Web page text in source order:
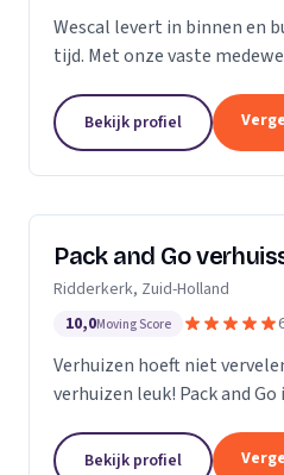
Wescal levert in binnen en
tijd. Met onze vaste
na wat we beloven. Door
kwaliteitsvoertuigen te...
Bekijk profiel
Pack and Go
Ridderkerk, Zuid-Holland
10,0Moving Score
Verhuizen hoeft niet
verhuizen leuk! Pack and
al uw verhuizingen. Met ons
Bekijk profiel